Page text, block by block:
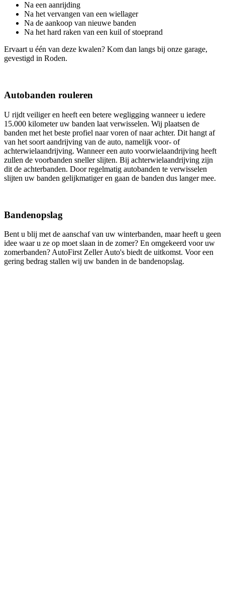
Na een aanrijding
Na het vervangen van een wiellager
Na de aankoop van nieuwe banden
Na het hard raken van een kuil of stoeprand
Ervaart u één van deze kwalen? Kom dan langs bij onze garage,
gevestigd in Roden.
Autobanden rouleren
U rijdt veiliger en heeft een betere wegligging wanneer u iedere
15.000 kilometer uw banden laat verwisselen. Wij plaatsen de
banden met het beste profiel naar voren of naar achter. Dit hangt af
van het soort aandrijving van de auto, namelijk voor- of
achterwielaandrijving. Wanneer een auto voorwielaandrijving heeft
zullen de voorbanden sneller slijten. Bij achterwielaandrijving zijn
dit de achterbanden. Door regelmatig autobanden te verwisselen
slijten uw banden gelijkmatiger en gaan de banden dus langer mee.
Bandenopslag
Bent u blij met de aanschaf van uw winterbanden, maar heeft u geen
idee waar u ze op moet slaan in de zomer? En omgekeerd voor uw
zomerbanden? AutoFirst Zeller Auto's biedt de uitkomst. Voor een
gering bedrag stallen wij uw banden in de bandenopslag.